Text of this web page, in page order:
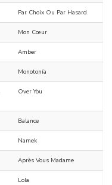
Par Choix Ou Par Hasard
Mon Cœur
Amber
Monotonía
Over You
Balance
Namek
Après Vous Madame
Lola